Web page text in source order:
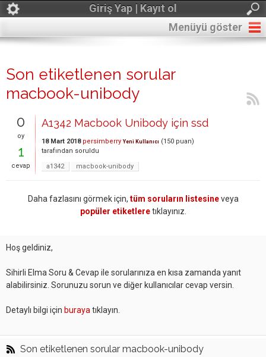
Giriş Yap | Kayıt ol
Menüyü göster
Son etiketlenen sorular
macbook-unibody
0
oy
1
cevap
A1342 Macbook Unibody için ssd
18 Mart 2018 persimberry Yeni Kullanıcı (150 puan)
tarafından soruldu
a1342
macbook-unibody
Daha fazlasını görmek için, tüm soruların listesineveya
popüler etiketleretıklayınız.
Hoş geldiniz,
Sihirli Elma Soru & Cevap ile sorularınıza en kısa zamanda yanıt
alabilirsiniz. Sorunuzu sorun ve diğer kullanıcılar cevap versin.
Detaylı bilgi için buraya tıklayın.
Son etiketlenen sorular macbook-unibody